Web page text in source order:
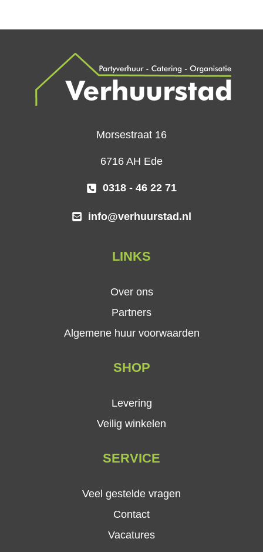
Morsestraat 16
6716 AH Ede
0318 - 46 22 71
info@verhuurstad.nl
LINKS
Over ons
Partners
Algemene huur voorwaarden
SHOP
Levering
Veilig winkelen
SERVICE
Veel gestelde vragen
Contact
Vacatures